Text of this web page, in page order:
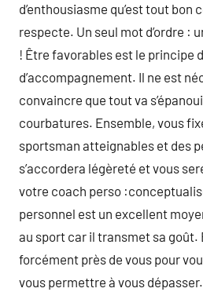
d’enthousiasme qu’est tout
respecte. Un seul mot d’ordre :
! Être favorables est le principe
d’accompagnement. Il ne est
convaincre que tout va
courbatures. Ensemble, vous
sportsman atteignables et des
s’accordera légèreté et vous
votre coach perso
personnel est un excellent
au sport car il transmet sa goût.
forcément près de vous pour
vous permettre à vous